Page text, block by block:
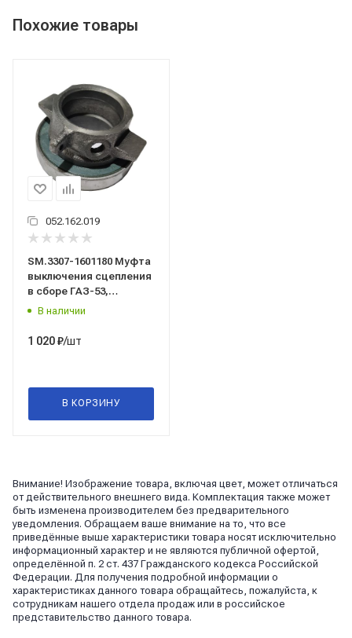
Похожие товары
052.162.019
SM.3307-1601180 Муфта
выключения сцепления
в сборе ГАЗ-53,
3307/SDV/
В наличии
1 020₽/шт
В КОРЗИНУ
Внимание! Изображение товара, включая цвет, может отличаться
от действительного внешнего вида. Комплектация также может
быть изменена производителем без предварительного
уведомления. Обращаем ваше внимание на то, что все
приведённые выше характеристики товара носят исключительно
информационный характер и не являются публичной офертой,
определённой п. 2 ст. 437 Гражданского кодекса Российской
Федерации. Для получения подробной информации о
характеристиках данного товара обращайтесь, пожалуйста, к
сотрудникам нашего отдела продаж или в российское
представительство данного товара.